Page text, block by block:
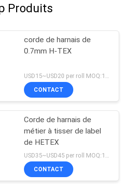
Produits
corde de harnais de
0.7mm H-TEX
CONTACT
Corde de harnais de
métier à tisser de label
de HETEX
USD35~USD45 per roll MOQ:18 Rolls
CONTACT